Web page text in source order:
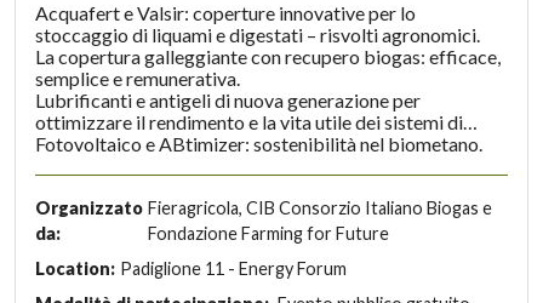
Acquafert e Valsir: coperture innovative per lo
stoccaggio di liquami e digestati – risvolti agronomici.
La copertura galleggiante con recupero biogas: efficace,
semplice e remunerativa.
Lubrificanti e antigeli di nuova generazione per
ottimizzare il rendimento e la vita utile dei sistemi di
cogenerazione.
Fotovoltaico e ABtimizer: sostenibilità nel biometano.
Organizzato
da:
Fieragricola, CIB Consorzio Italiano Biogas e
Fondazione Farming for Future
Location: Padiglione 11 - Energy Forum